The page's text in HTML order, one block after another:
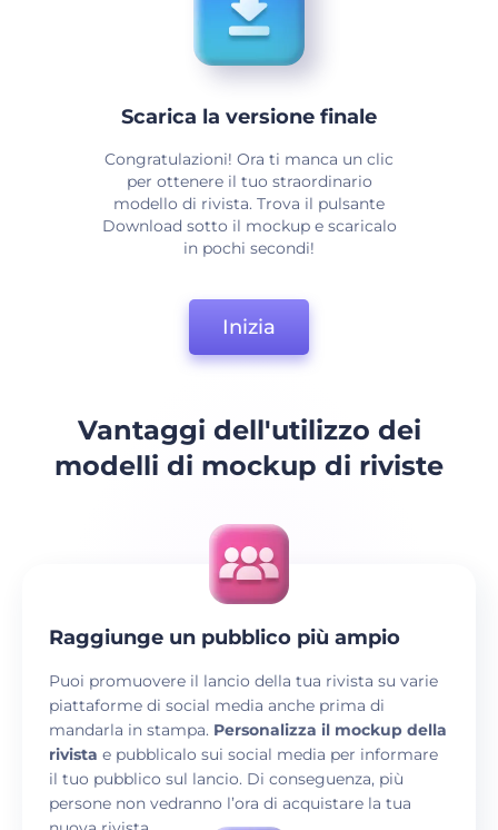
Scarica la versione finale
Congratulazioni! Ora ti manca un clic
per ottenere il tuo straordinario
modello di rivista. Trova il pulsante
Download sotto il mockup e scaricalo
in pochi secondi!
Inizia
Vantaggi dell'utilizzo dei
modelli di mockup di riviste
Raggiunge un pubblico più ampio
Puoi promuovere il lancio della tua rivista su varie
piattaforme di social media anche prima di
mandarla in stampa. Personalizza il mockup della
rivista e pubblicalo sui social media per informare
il tuo pubblico sul lancio. Di conseguenza, più
persone non vedranno l’ora di acquistare la tua